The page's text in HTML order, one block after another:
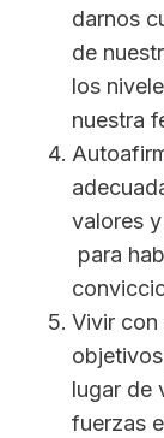
darnos
de
los
nuestra
valores
para
Vivir con
lugar de
fuerzas